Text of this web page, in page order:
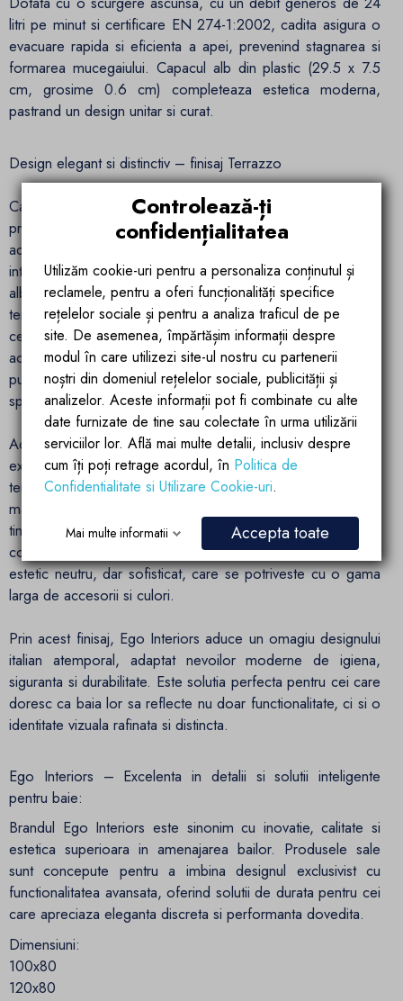
litri pe minut si certificare EN 274-1:2002, cadita asigura o
evacuare rapida si eficienta a apei, prevenind stagnarea si
formarea mucegaiului. Capacul alb din plastic (29.5 x 7.5
cm, grosime 0.6 cm) completeaza estetica moderna,
pastrand un design unitar si curat.
Design elegant si distinctiv – finisaj Terrazzo
Cadita de dus Antonio de la Ego Interiors impresioneaza
prin finisajul Terrazzo, o alegere estetica sofisticata ce
aduce in prim-plan frumusetea pietrei naturale reinterpretata
intr-un stil modern. Aceasta textura unica combina nuanta de
alb macaron, delicata si luminoasa, cu particule vizuale tip
terrazzo, rezultand un aspect dinamic, dar echilibrat vizual,
ce imita rafinamentul marmurei naturale. Textura mata
accentueaza eleganta suprafetei, eliminand reflexile
puternice si conferind un aer calm si premium intregului
spatiu.
Acest finisaj nu este doar un element decorativ, ci si unul
extrem de practic. Datorita tonurilor deschise si a modelului
terrazzo, urmele de apa, petele sau zgarieturile fine sunt
mai putin vizibile, pastrand un aspect curat si ingrijit mai mult
timp. Astfel, finisajul Terrazzo este ideal pentru amenajari
contemporane scandinave sau minimaliste, oferind un fundal
estetic neutru, dar sofisticat, care se potriveste cu o gama
larga de accesorii si culori.
Prin acest finisaj, Ego Interiors aduce un omagiu designului
italian atemporal, adaptat nevoilor moderne de igiena,
siguranta si durabilitate. Este solutia perfecta pentru cei care
doresc ca baia lor sa reflecte nu doar functionalitate, ci si o
identitate vizuala rafinata si distincta.
Ego Interiors – Excelenta in detalii si solutii inteligente
pentru baie:
Brandul Ego Interiors este sinonim cu inovatie, calitate si
estetica superioara in amenajarea bailor. Produsele sale
sunt concepute pentru a imbina designul exclusivist cu
functionalitatea avansata, oferind solutii de durata pentru cei
care apreciaza eleganta discreta si performanta dovedita.
Dimensiuni:
100x80
120x80
Controlează-ți
confidențialitatea
Utilizăm cookie-uri pentru a personaliza conținutul și
reclamele, pentru a oferi funcționalități specifice
rețelelor sociale și pentru a analiza traficul de pe
site. De asemenea, împărtășim informații despre
modul în care utilizezi site-ul nostru cu partenerii
noștri din domeniul rețelelor sociale, publicității și
analizelor. Aceste informații pot fi combinate cu alte
date furnizate de tine sau colectate în urma utilizării
serviciilor lor. Află mai multe detalii, inclusiv despre
cum îți poți retrage acordul, în Politica de
Confidentialitate si Utilizare Cookie-uri.
Mai multe informatii Accepta toate